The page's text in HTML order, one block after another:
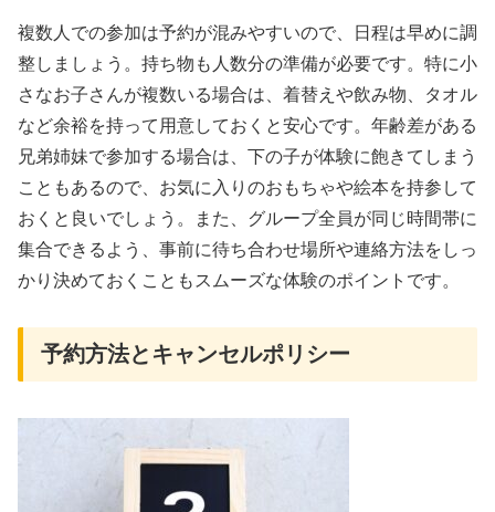
複数人での参加は予約が混みやすいので、日程は早めに調
整しましょう。持ち物も人数分の準備が必要です。特に小
さなお子さんが複数いる場合は、着替えや飲み物、タオル
など余裕を持って用意しておくと安心です。年齢差がある
兄弟姉妹で参加する場合は、下の子が体験に飽きてしまう
こともあるので、お気に入りのおもちゃや絵本を持参して
おくと良いでしょう。また、グループ全員が同じ時間帯に
集合できるよう、事前に待ち合わせ場所や連絡方法をしっ
かり決めておくこともスムーズな体験のポイントです。
予約方法とキャンセルポリシー